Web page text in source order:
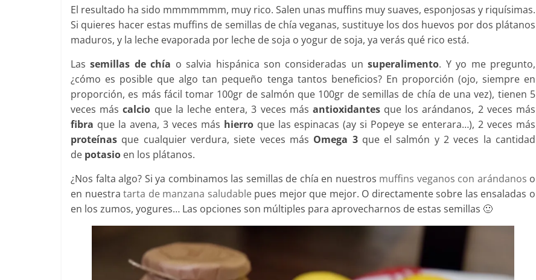
El resultado ha sido mmmmmmm, muy rico. Salen unas muffins muy suaves, esponjosas y riquísimas.
Si quieres hacer estas muffins de semillas de chía veganas, sustituye los dos huevos por dos plátanos
maduros, y la leche evaporada por leche de soja o yogur de soja, ya verás qué rico está.
Lassemillas de chía o salvia hispánica son consideradas unsuperalimento. Y yo me pregunto,
¿cómo es posible que algo tan pequeño tenga tantos beneficios? En proporción (ojo, siempre en
proporción, es más fácil tomar 100gr de salmón que 100gr de semillas de chía de una vez), tienen 5
veces máscalcio que la leche entera, 3 veces más antioxidantesque los arándanos, 2 veces más
fibra que la avena, 3 veces más hierroque las espinacas (ay si Popeye se enterara…), 2 veces más
proteínas que cualquier verdura, siete veces más Omega 3que el salmón y 2 veces la cantidad
de potasio en los plátanos.
¿Nos falta algo? Si ya combinamos las semillas de chía en nuestros muffins veganos con arándanos o
en nuestratarta de manzana saludable pues mejor que mejor. O directamente sobre las ensaladas o
en los zumos, yogures… Las opciones son múltiples para aprovecharnos de estas semillas 🙂